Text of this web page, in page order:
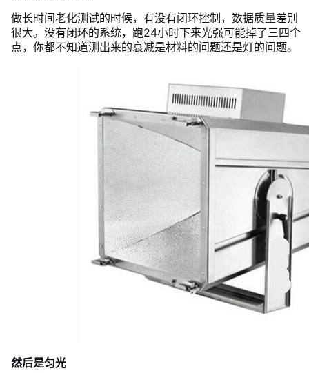
做长时间老化测试的时候，有没有闭环控制，数据质量差别
很大。没有闭环的系统，跑24小时下来光强可能掉了三四个
点，你都不知道测出来的衰减是材料的问题还是灯的问题。
然后是匀光